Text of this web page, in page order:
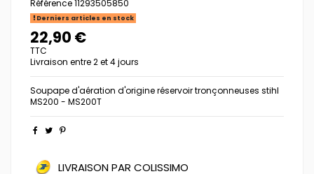
Référence11293505850
Derniers articles en stock
22,90 €
TTC
Livraison entre 2 et 4 jours
Soupape d'aération d'origine réservoir tronçonneuses stihl
MS200 - MS200T
LIVRAISON PAR COLISSIMO